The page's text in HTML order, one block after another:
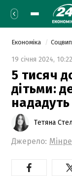
Економіка
19 січня 2024, 10:22
5 тисяч
дітьми:
Тетяна
Джерело: